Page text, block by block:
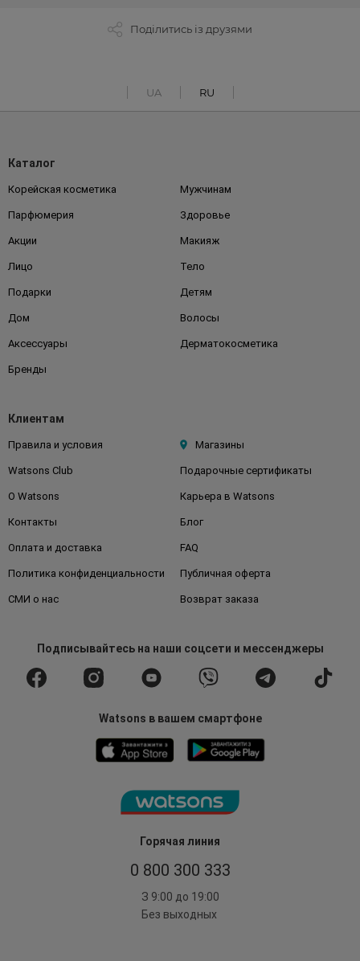
Поділитись із друзями
UA RU
Горячая линия
0 800 300 333
З 9:00 до 19:00
Без выходных
Каталог
Корейская косметика Мужчинам
Парфюмерия Здоровье
Акции Макияж
Лицо Тело
Подарки Детям
Дом Волосы
Аксессуары Дерматокосметика
Бренды
Клиентам
Правила и условия Магазины
Watsons Club Подарочные сертификаты
О Watsons Карьера в Watsons
Контакты Блог
Оплата и доставка FAQ
Политика конфиденциальности Публичная оферта
СМИ о нас Возврат заказа
Подписывайтесьна наши соцсети и мессенджеры
Watsons в вашем смартфоне